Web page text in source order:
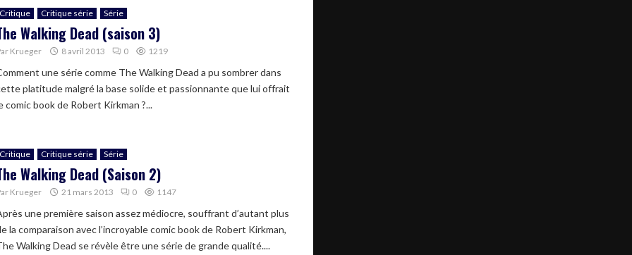
Critique Critique série Série
Walking Dead (saison 3)
Krueger 8 avril 2013 0 1219
une série comme The Walking Dead a pu sombrer dans
platitude malgré la base solide et passionnante que lui offrait
comic book de Robert Kirkman ?...
Critique Critique série Série
Walking Dead (Saison 2)
Krueger 21 mars 2013 0 1147
une première saison assez médiocre, souffrant d’autant plus
la comparaison avec l’incroyable comic book de Robert Kirkman,
Walking Dead se révèle être une série de grande qualité....